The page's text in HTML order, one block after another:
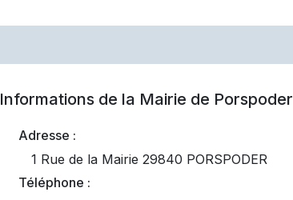
Informations de la Mairie de Porspoder
Adresse :
1 Rue de la Mairie 29840 PORSPODER
Téléphone :